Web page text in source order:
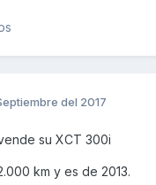
del 2017
su XCT 300i
km y es de 2013.